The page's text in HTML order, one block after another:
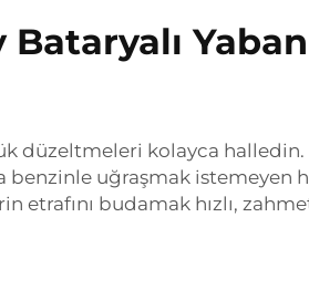
düzeltmeleri kolayca halledin.
benzinle uğraşmak istemeyen
budamak hızlı,